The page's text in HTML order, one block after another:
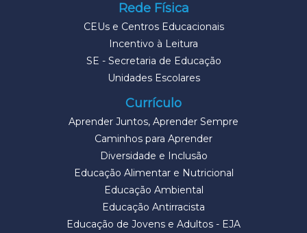
Rede Física
CEUs e Centros Educacionais
Incentivo à Leitura
SE - Secretaria de Educação
Unidades Escolares
Currículo
Aprender Juntos, Aprender Sempre
Caminhos para Aprender
Diversidade e Inclusão
Educação Alimentar e Nutricional
Educação Ambiental
Educação Antirracista
Educação de Jovens e Adultos - EJA